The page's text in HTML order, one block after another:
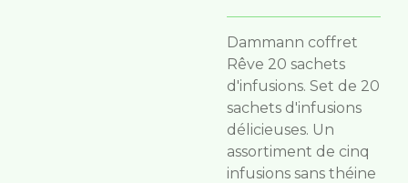
Dammann coffret
Rêve 20 sachets
d'infusions. Set de 20
sachets d'infusions
délicieuses. Un
assortiment de cinq
infusions sans théine